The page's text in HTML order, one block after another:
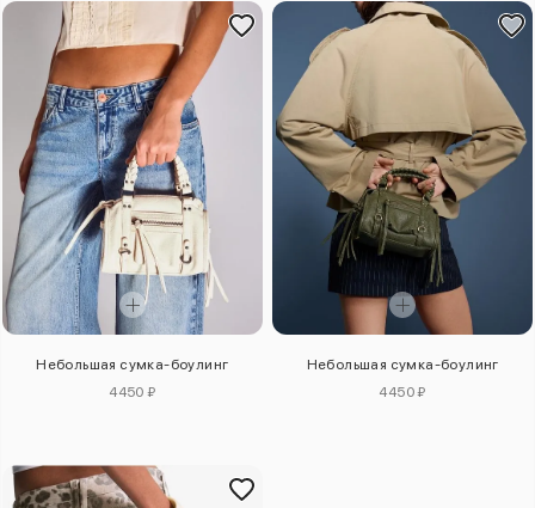
Небольшая сумка-боулинг
4450 ₽
Небольшая сумка-боулинг
4450 ₽